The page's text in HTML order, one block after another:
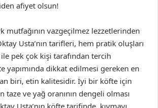
afiyet olsun!
mutfağının vazgeçilmez lezzetlerinden
Usta’nın tarifleri, hem pratik oluşları
pek çok kişi tarafından tercih
yapımında dikkat edilmesi gereken en
biri, etin kalitesidir. İyi bir köfte için
taze ve yağ oranının dengeli olması
Usta’nın köfte tarifinde, kıymayı